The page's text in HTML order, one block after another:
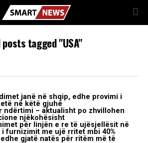
posts tagged "USA"
janë në shqip, edhe provimi i
në këtë gjuhë
ndërtimi – aktualisht po zhvillohen
njëkohësisht
për linjën e re të ujësjellësit në
i furnizimit me ujë rritet mbi 40%
gjatë natës për ritëm më të